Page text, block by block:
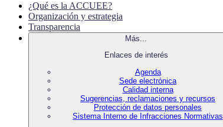
¿Qué es la ACCUEE?
Organización y estrategia
Transparencia
Más...
Enlaces de interés
Agenda
Sede electrónica
Calidad interna
Sugerencias, reclamaciones y recursos
Protección de datos personales
Sistema Interno de Infracciones Normativas